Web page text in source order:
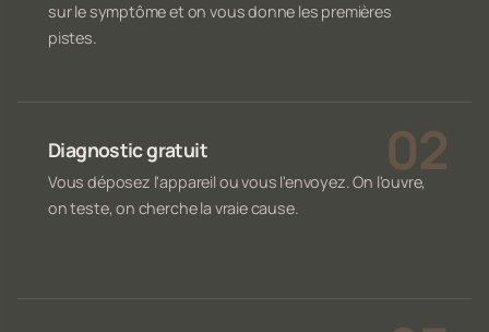
sur le symptôme et on vous donne les premières
pistes.
Diagnostic gratuit
Vous déposez l'appareil ou vous l'envoyez. On l'ouvre,
on teste, on cherche la vraie cause.